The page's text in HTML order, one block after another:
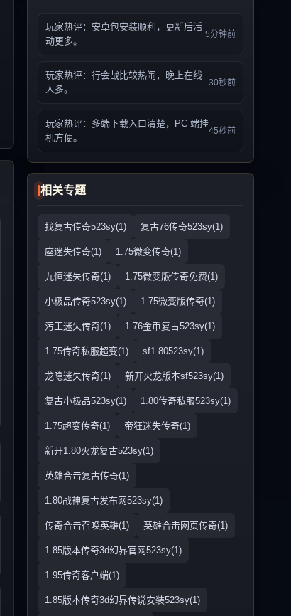
玩家热评：安卓包安装顺利，更新后活
动更多。
5分钟前
玩家热评：行会战比较热闹，晚上在线
人多。
30秒前
玩家热评：多端下载入口清楚，PC 端挂
机方便。
45秒前
相关专题
找复古传奇523sy(1) 复古76传奇523sy(1)
座迷失传奇(1) 1.75微变传奇(1)
九恒迷失传奇(1) 1.75微变版传奇免费(1)
小极品传奇523sy(1) 1.75微变版传奇(1)
污王迷失传奇(1) 1.76金币复古523sy(1)
1.75传奇私服超变(1) sf1.80523sy(1)
龙隐迷失传奇(1) 新开火龙版本sf523sy(1)
复古小极品523sy(1) 1.80传奇私服523sy(1)
1.75超变传奇(1) 帝狂迷失传奇(1)
新开1.80火龙复古523sy(1)
英雄合击复古传奇(1)
1.80战神复古发布网523sy(1)
传奇合击召唤英雄(1) 英雄合击网页传奇(1)
1.85版本传奇3d幻界官网523sy(1)
1.95传奇客户端(1)
1.85版本传奇3d幻界传说安装523sy(1)